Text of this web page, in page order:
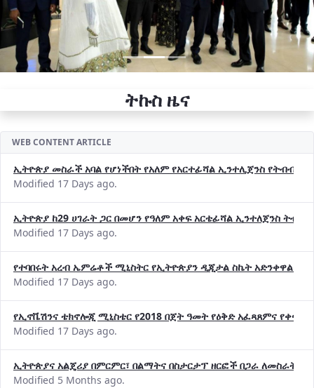
ትኩስ ዜና
WEB CONTENT ARTICLE
ኢትዮጵያ መስራች አባል የሆነችበት የአለም የአርተፊሻል ኢንተሊጀንስ የትብብር
Modified 17 Days ago.
ኢትዮጵያ ከ29 ሀገራት ጋር በመሆን የዓለም አቀፍ አርቴፊሻል ኢንተለጀንስ
Modified 17 Days ago.
የተባበሩት አረብ ኤምሬቶች ሚኒስትር የኢትዮጵያን ዲጂታል ስኬት አድንቀዋል
Modified 17 Days ago.
የኢኖቬሽንና ቴክኖሎጂ ሚኒስቴር የ2018 በጀት ዓመት የዕቅድ አፈጻጸምና
Modified 17 Days ago.
ኢትዮጵያና አልጄሪያ በምርምር፣ በልማትና በስታርታፕ ዘርፎች በጋራ ለመስራት
Modified 5 Months ago.